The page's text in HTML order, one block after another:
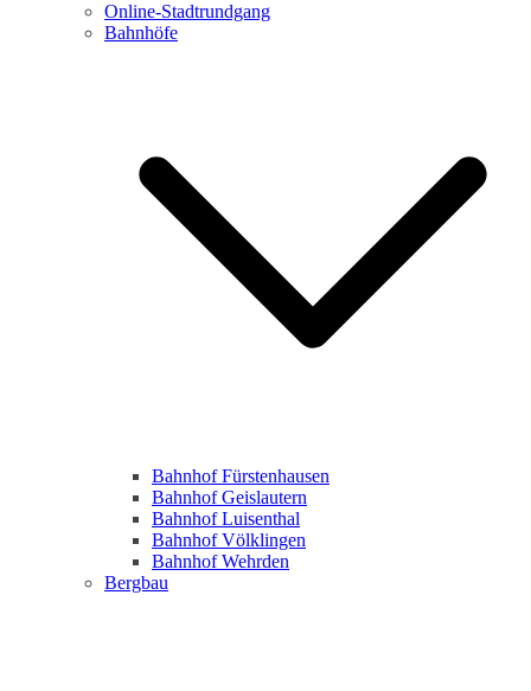
Online-Stadtrundgang
Bahnhöfe
Bahnhof Fürstenhausen
Bahnhof Geislautern
Bahnhof Luisenthal
Bahnhof Völklingen
Bahnhof Wehrden
Bergbau